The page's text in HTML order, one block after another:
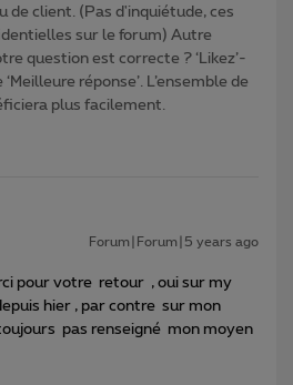
de client. (Pas d'inquiétude, ces
sur le forum) Autre
question est correcte ? ‘Likez’-
réponse’. L’ensemble de
plus facilement.
Forum|Forum|5 years ago
pour votre retour , oui sur my
hier , par contre sur mon
pas renseigné mon moyen